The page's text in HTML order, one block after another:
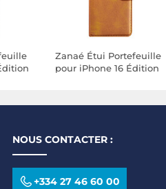
Zanaé Étui Portefeuille
pour iPhone 16 Édition
NOUS CONTACTER :
+334 27 46 60 00